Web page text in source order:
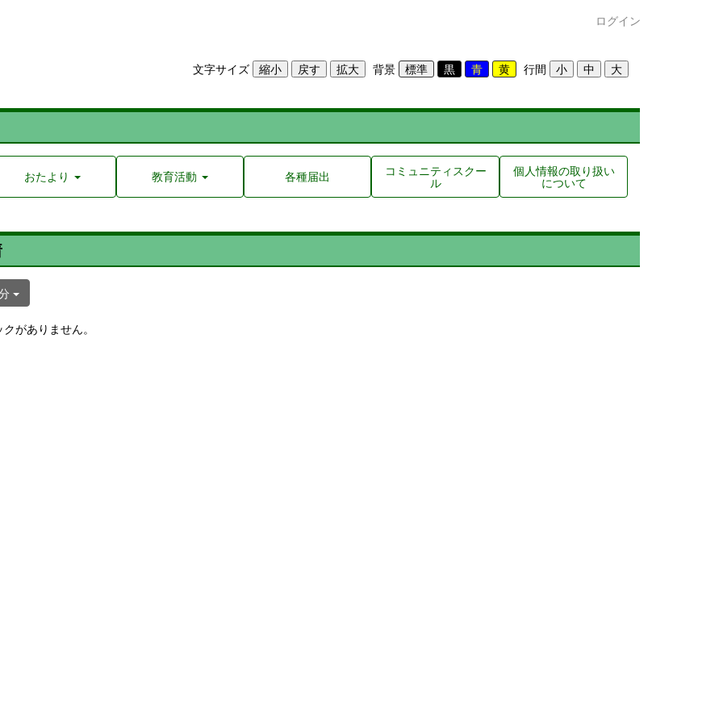
ログイン
文字サイズ 背景 行間
おたより 教育活動 各種届出 コミュニティスクー
ル
個人情報の取り扱い
について
がありません。